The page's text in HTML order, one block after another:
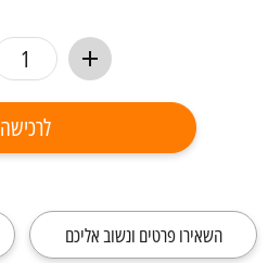
לרכישה
השאירו פרטים ונשוב אליכם